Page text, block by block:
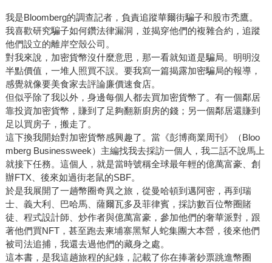
我是Bloomberg的調查記者，負責追蹤華爾街騙子和股市禿鷹。
我喜歡研究騙子如何鑽法律漏洞，並揭穿他們的複雜合約，追蹤
他們設立的離岸空殼公司。
對我來說，加密貨幣沒什麼意思，那一看就知道是騙局。明明沒
半點價值，一堆人照買不誤。要我寫一篇揭露加密騙局的報導，
感覺就像要美食家去評論廉價速食店。
但似乎除了我以外，身邊每個人都去買加密貨幣了。有一個鄰居
靠投資加密貨幣，賺到了足夠翻新廚房的錢；另一個鄰居還賺到
足以買房子，搬走了。
這下換我開始對加密貨幣感興趣了。當《彭博商業周刊》（Bloo
mberg Businessweek）主編找我去採訪一個人，我二話不說馬上
就接下任務。這個人，就是當時號稱全球最年輕的億萬富豪、創
辦FTX、後來如過街老鼠的SBF。
於是我展開了一趟幣圈奇異之旅，從曼哈頓到邁阿密，再到瑞
士、義大利、巴哈馬、薩爾瓦多及菲律賓，採訪數百位幣圈賭
徒、程式設計師、炒作者與億萬富豪，參加他們的奢華派對，跟
著他們買NFT，甚至跑去柬埔寨黑幫人蛇集團大本營，後來他們
被司法追捕，我還去過他們的藏身之處。
這本書，是我這趟旅程的紀錄，記載了你在捧著鈔票跳進幣圈